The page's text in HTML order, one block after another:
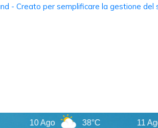
10 Ago 38°C 11 Ago